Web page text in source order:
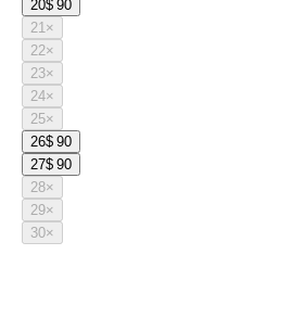
20$ 90
21×
22×
23×
24×
25×
26$ 90
27$ 90
28×
29×
30×